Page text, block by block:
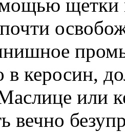
щетки
керосин,
или
вечно